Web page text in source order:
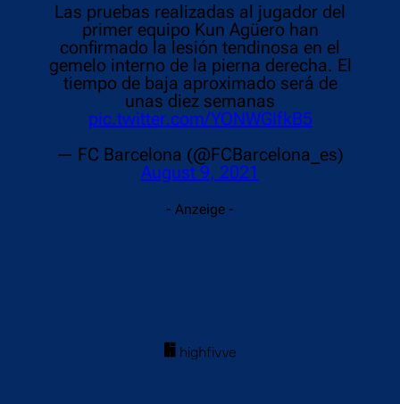
Las pruebas realizadas al jugador del
primer equipo Kun Agüero han
confirmado la lesión tendinosa en el
gemelo interno de la pierna derecha. El
tiempo de baja aproximado será de
unas diez semanas
pic.twitter.com/YONWGIfkB5
— FC Barcelona (@FCBarcelona_es)
August 9, 2021
- Anzeige -